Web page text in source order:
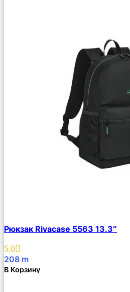
Описание
Избранное
Рюкзак Rivacase 5563 13.3″
5.0
208 m
В Корзину